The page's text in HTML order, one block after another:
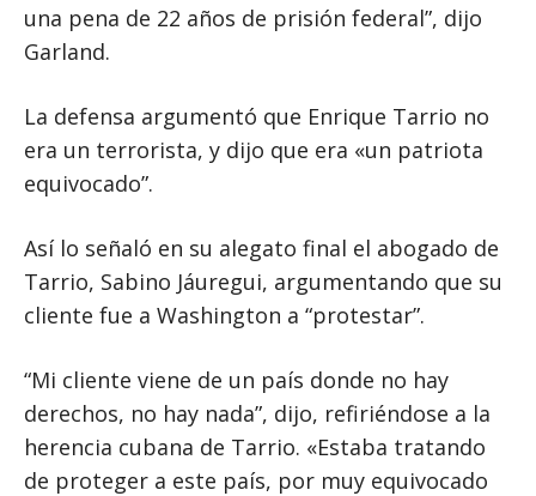
una pena de 22 años de prisión federal”, dijo
Garland.
La defensa argumentó que Enrique Tarrio no
era un terrorista, y dijo que era «un patriota
equivocado”.
Así lo señaló en su alegato final el abogado de
Tarrio, Sabino Jáuregui, argumentando que su
cliente fue a Washington a “protestar”.
“Mi cliente viene de un país donde no hay
derechos, no hay nada”, dijo, refiriéndose a la
herencia cubana de Tarrio. «Estaba tratando
de proteger a este país, por muy equivocado